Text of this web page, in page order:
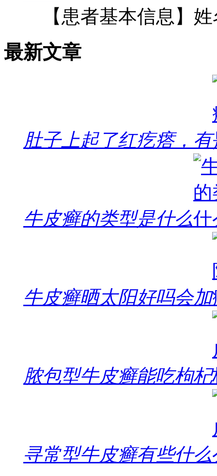
【患者基本信息】
最新文章
肚子上起了红疙瘩，有
牛皮癣的类型是什么
牛皮癣晒太阳好吗会加
脓包型牛皮癣能吃枸杞
寻常型牛皮癣有些什么